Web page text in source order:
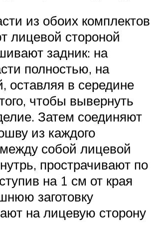
из обоих комплектов
лицевой стороной
задник: на
полностью, на
оставляя в середине
чтобы вывернуть
Затем соединяют
из каждого
собой лицевой
прострачивают по
на 1 см от края
заготовку
на лицевую сторону